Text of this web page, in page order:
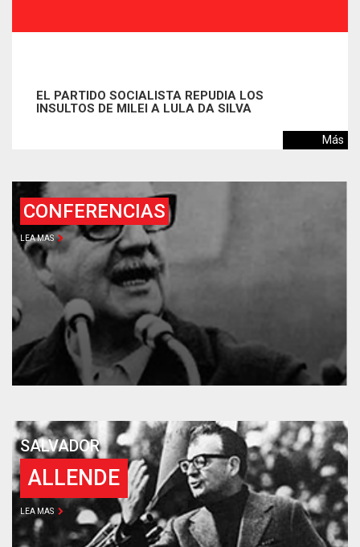
LOS
DA SILVA
LULA LIDERA LA INTENCIÓN
VENTAJA EN ESCENARIOS
CONFERENCIAS
LEA MAS
SALVADOR
ALLENDE
LEA MAS